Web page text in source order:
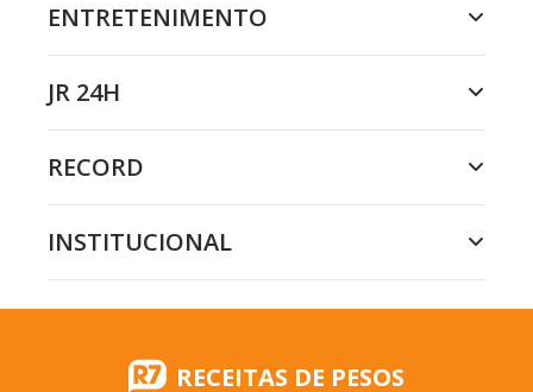
ENTRETENIMENTO
JR 24H
RECORD
INSTITUCIONAL
RECEITAS DE PESOS